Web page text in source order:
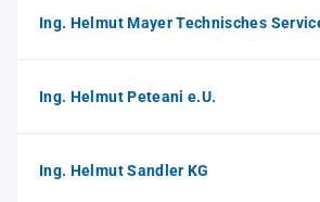
Ing. Helmut Mayer Technisches
Ing. Helmut Peteani e.U.
Ing. Helmut Sandler KG